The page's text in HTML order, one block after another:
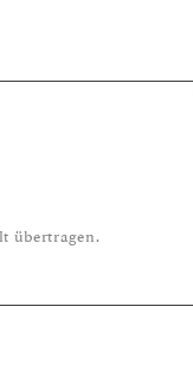
übertragen.